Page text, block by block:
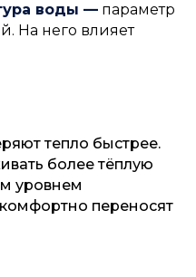
воды — параметр
На него влияет
тепло быстрее.
более тёплую
уровнем
переносят